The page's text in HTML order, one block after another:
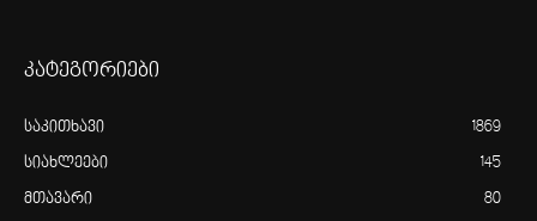
კატეგორიები
საკითხავი 1869
სიახლეები 145
მთავარი 80